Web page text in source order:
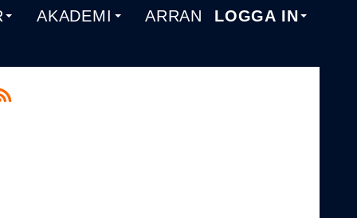
AKADEMI ARRANGEMANG
LOGGA IN